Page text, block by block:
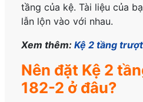
tầng của kệ. Tài liệu của
lẫn lộn vào với nhau.
Xem thêm:Kệ 2 tầng
Nên đặt Kệ 2
182-2 ở đâu?